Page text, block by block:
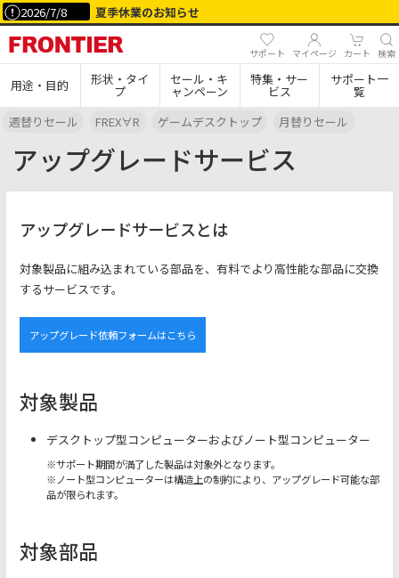
2026/7/8 夏季休業のお知らせ
サポート マイページ カート 検索
用途・目的 形状・タイ
プ
セール・キ
ャンペーン
特集・サー
ビス
サポート一
覧
週替りセール
FREX∀R ゲームデスクトップ 月替りセール
アップグレードサービス
アップグレードサービスとは
対象製品に組み込まれている部品を、有料でより高性能な部品に交換
するサービスです。
アップグレード依頼フォームはこちら
対象製品
デスクトップ型コンピューターおよびノート型コンピューター
※サポート期間が満了した製品は対象外となります。
※ノート型コンピューターは構造上の制約により、アップグレード可能な部
品が限られます。
対象部品